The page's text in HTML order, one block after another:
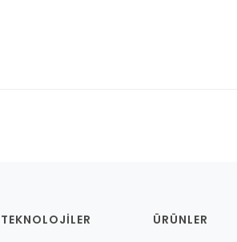
TEKNOLOJILER ÜRÜNLER